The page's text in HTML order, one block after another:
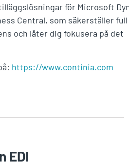
för Microsoft
Central, som säkerställer full
och låter dig fokusera på det
https://www.continia.com
EDI